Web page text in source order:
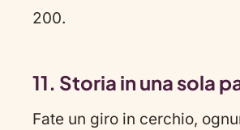
200.
11. Storia in una sola
Fate un giro in cerchio,